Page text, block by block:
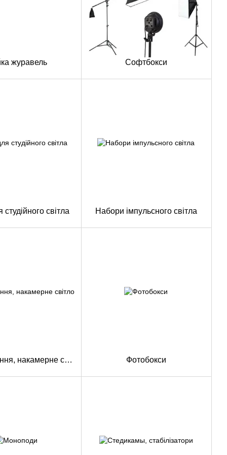
журавель Софтбокси
світла Набори імпульсного світла
Підсвічування, накамерне світло Фотобокси